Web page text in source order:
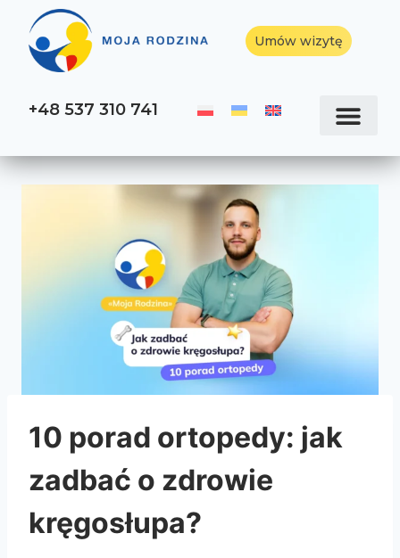
+48 537 310 741
Umów wizytę
10 porad ortopedy: jak
zadbać o zdrowie
kręgosłupa?